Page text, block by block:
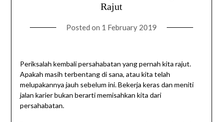
Rajut
Posted on 1 February 2019
Periksalah kembali persahabatan yang pernah kita rajut.
Apakah masih terbentang di sana, atau kita telah
melupakannya jauh sebelum ini. Bekerja keras dan meniti
jalan karier bukan berarti memisahkan kita dari
persahabatan.